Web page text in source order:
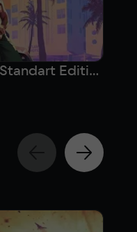
Grand Theft Auto VI - Standart Edition (PlayStation)